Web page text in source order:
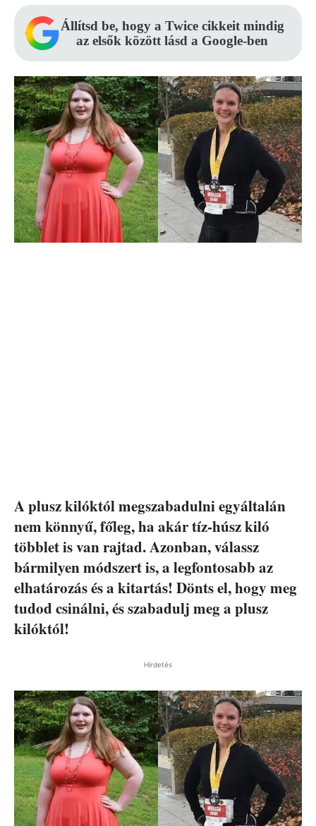
Állítsd be, hogy a Twice cikkeit mindig
az elsők között lásd a Google-ben
A plusz kilóktól megszabadulni egyáltalán
nem könnyű, főleg, ha akár tíz-húsz kiló
többlet is van rajtad. Azonban, válassz
bármilyen módszert is, a legfontosabb az
elhatározás és a kitartás! Dönts el, hogy meg
tudod csinálni, és szabadulj meg a plusz
kilóktól!
Hirdetés